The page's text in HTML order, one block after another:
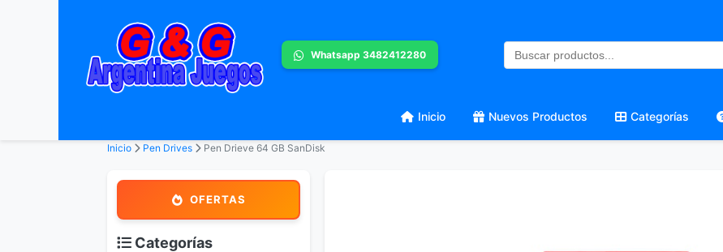
Whatsapp 3482412280
Inicio Nuevos Productos Categorías
Inicio Pen Drives Pen Drieve 64 GB SanDisk
OFERTAS
Categorías